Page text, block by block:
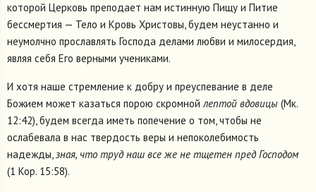
которой Церковь преподает нам истинную Пищу и Питие
бессмертия — Тело и Кровь Христовы, будем неустанно и
неумолчно прославлять Господа делами любви и милосердия,
являя себя Его верными учениками.
И хотя наше стремление к добру и преуспевание в деле
Божием может казаться порою скромнойлептой вдовицы (Мк.
12:42), будем всегда иметь попечение о том, чтобы не
ослабевала в нас твердость веры и непоколебимость
надежды,зная, что труд наш все же не тщетен пред Господом
(1 Кор. 15:58).